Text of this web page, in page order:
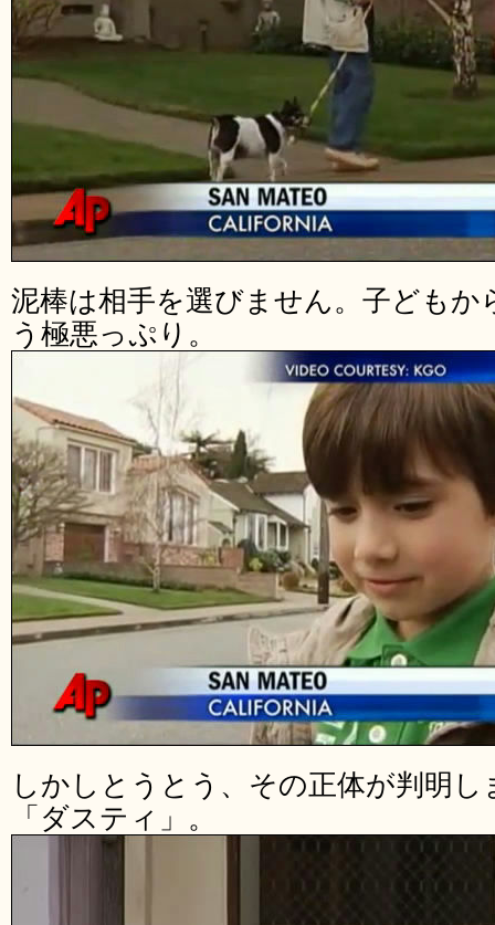
泥棒は相手を選びません。子どもか
う極悪っぷり。
しかしとうとう、その正体が判明
「ダスティ」。